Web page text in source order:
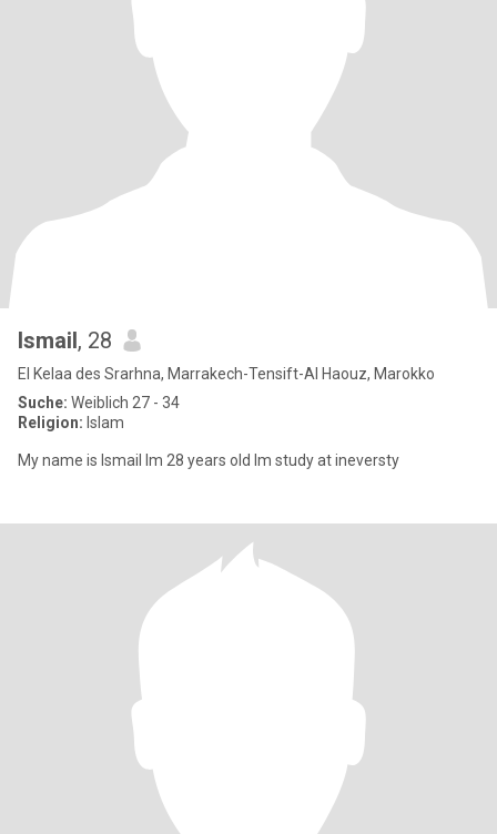
Ismail, 28
El Kelaa des Srarhna, Marrakech-Tensift-Al Haouz, Marokko
Suche: Weiblich 27 - 34
Religion: Islam
My name is Ismail Im 28 years old Im study at ineversty